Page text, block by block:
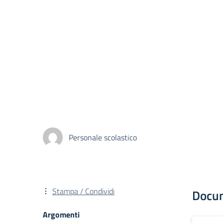
Personale scolastico
Stampa / Condividi
Argomenti